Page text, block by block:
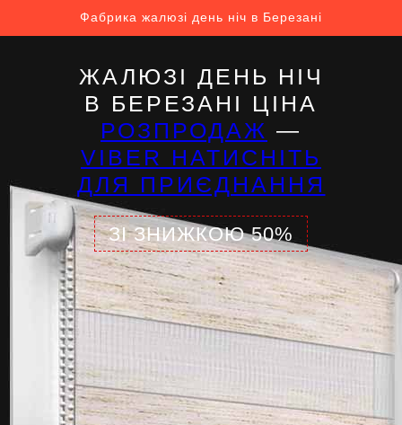
Фабрика жалюзі день ніч в Березані
ЖАЛЮЗІ ДЕНЬ НІЧ
В БЕРЕЗАНІ ЦІНА
РОЗПРОДАЖ —
VIBER НАТИСНІТЬ
ДЛЯ ПРИЄДНАННЯ
ЗІ ЗНИЖКОЮ 50%